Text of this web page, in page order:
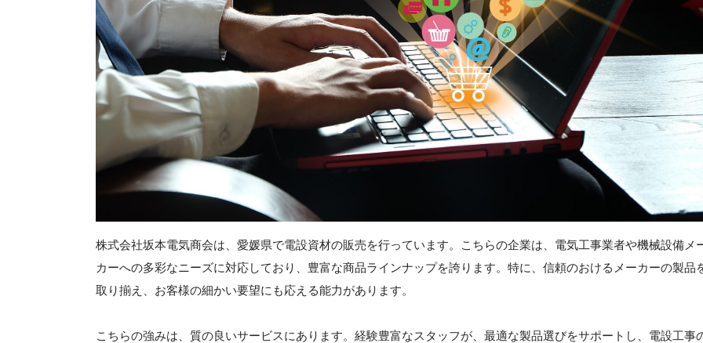
株式会社坂本電気商会は、愛媛県で電設資材の販売を行っています。こちらの企業は、電気工事業者や機械設備メ
カーへの多彩なニーズに対応しており、豊富な商品ラインナップを誇ります。特に、信頼のおけるメーカーの製品
取り揃え、お客様の細かい要望にも応える能力があります。
こちらの強みは、質の良いサービスにあります。経験豊富なスタッフが、最適な製品選びをサポートし、電設工事